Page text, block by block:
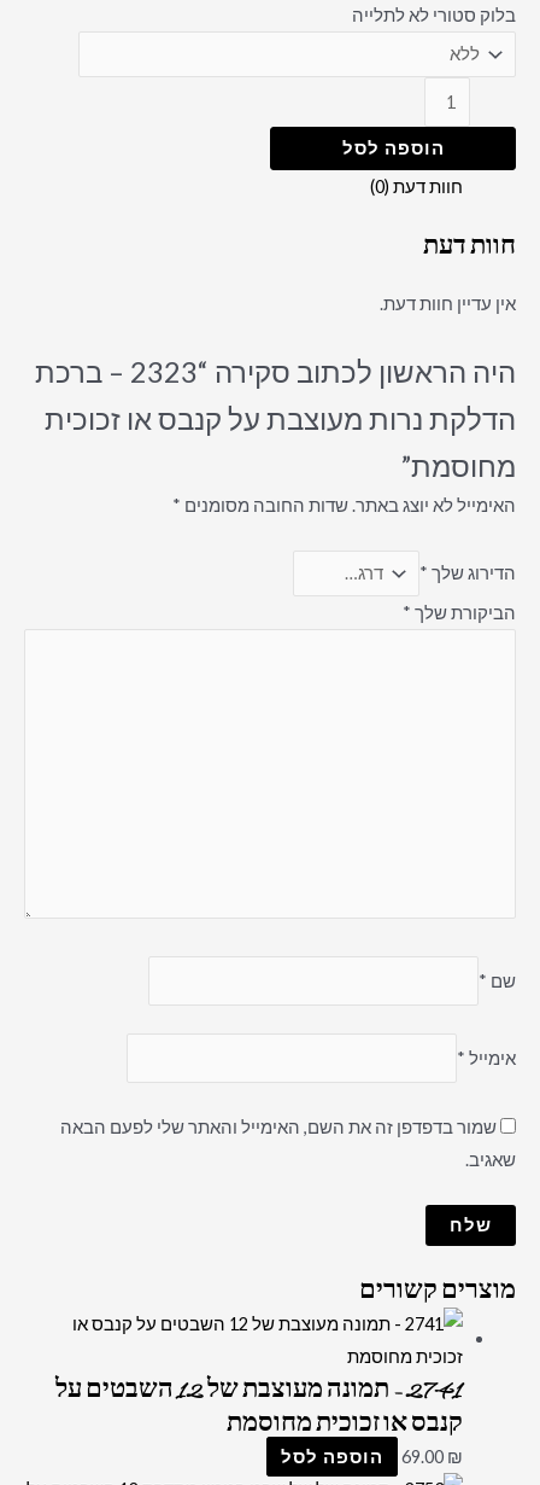
בלוק סטורי לא לתלייה
הוספה לסל
חוות דעת (0)
חוות דעת
אין עדיין חוות דעת.
היה הראשון לכתוב סקירה “2323 – ברכת
הדלקת נרות מעוצבת על קנבס או זכוכית
מחוסמת”
האימייל לא יוצג באתר.שדות החובה מסומנים *
הדירוג שלך *
הביקורת שלך *
שם *
אימייל *
שמור בדפדפן זה את השם, האימייל והאתר שלי לפעם הבאה
שאגיב.
מוצרים קשורים
2741 – תמונה מעוצבת של 12 השבטים על
קנבס או זכוכית מחוסמת
69.00 ₪ הוספה לסל